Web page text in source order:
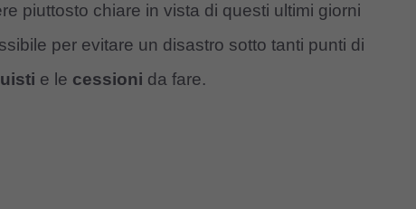
piuttosto chiare in vista di questi ultimi giorni
per evitare un disastro sotto tanti punti di
e le cessioni da fare.